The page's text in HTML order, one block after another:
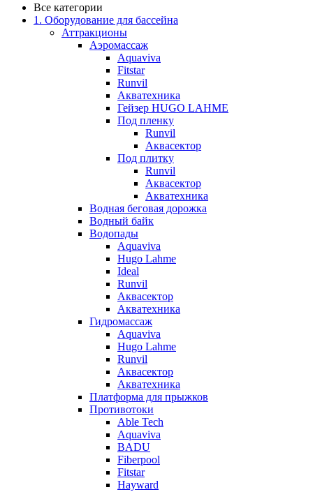
Все категории
1. Оборудование для бассейна
Аттракционы
Аэромассаж
Aquaviva
Fitstar
Runvil
Акватехника
Гейзер HUGO LAHME
Под пленку
Runvil
Аквасектор
Под плитку
Runvil
Аквасектор
Акватехника
Водная беговая дорожка
Водный байк
Водопады
Aquaviva
Hugo Lahme
Ideal
Runvil
Аквасектор
Акватехника
Гидромассаж
Aquaviva
Hugo Lahme
Runvil
Аквасектор
Акватехника
Платформа для прыжков
Противотоки
Able Tech
Aquaviva
BADU
Fiberpool
Fitstar
Hayward